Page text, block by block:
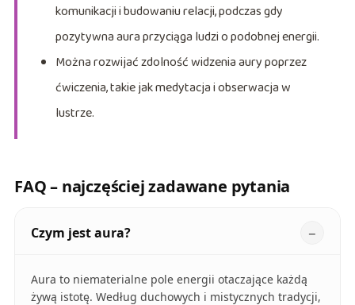
komunikacji i budowaniu relacji, podczas gdy
pozytywna aura przyciąga ludzi o podobnej energii.
Można rozwijać zdolność widzenia aury poprzez
ćwiczenia, takie jak medytacja i obserwacja w
lustrze.
FAQ – najczęściej zadawane pytania
Czym jest aura?
Aura to niematerialne pole energii otaczające każdą
żywą istotę. Według duchowych i mistycznych tradycji,